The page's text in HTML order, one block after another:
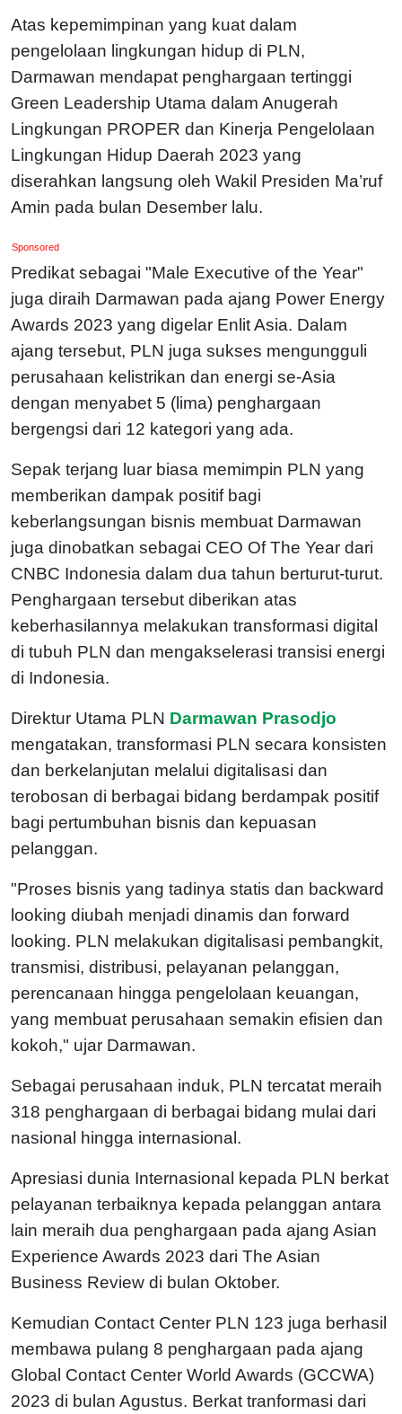
Atas kepemimpinan yang kuat dalam
pengelolaan lingkungan hidup di PLN,
Darmawan mendapat penghargaan tertinggi
Green Leadership Utama dalam Anugerah
Lingkungan PROPER dan Kinerja Pengelolaan
Lingkungan Hidup Daerah 2023 yang
diserahkan langsung oleh Wakil Presiden Ma’ruf
Amin pada bulan Desember lalu.
Sponsored
Predikat sebagai "Male Executive of the Year"
juga diraih Darmawan pada ajang Power Energy
Awards 2023 yang digelar Enlit Asia. Dalam
ajang tersebut, PLN juga sukses mengungguli
perusahaan kelistrikan dan energi se-Asia
dengan menyabet 5 (lima) penghargaan
bergengsi dari 12 kategori yang ada.
Sepak terjang luar biasa memimpin PLN yang
memberikan dampak positif bagi
keberlangsungan bisnis membuat Darmawan
juga dinobatkan sebagai CEO Of The Year dari
CNBC Indonesia dalam dua tahun berturut-turut.
Penghargaan tersebut diberikan atas
keberhasilannya melakukan transformasi digital
di tubuh PLN dan mengakselerasi transisi energi
di Indonesia.
Direktur Utama PLN Darmawan Prasodjo
mengatakan, transformasi PLN secara konsisten
dan berkelanjutan melalui digitalisasi dan
terobosan di berbagai bidang berdampak positif
bagi pertumbuhan bisnis dan kepuasan
pelanggan.
"Proses bisnis yang tadinya statis dan backward
looking diubah menjadi dinamis dan forward
looking. PLN melakukan digitalisasi pembangkit,
transmisi, distribusi, pelayanan pelanggan,
perencanaan hingga pengelolaan keuangan,
yang membuat perusahaan semakin efisien dan
kokoh," ujar Darmawan.
Sebagai perusahaan induk, PLN tercatat meraih
318 penghargaan di berbagai bidang mulai dari
nasional hingga internasional.
Apresiasi dunia Internasional kepada PLN berkat
pelayanan terbaiknya kepada pelanggan antara
lain meraih dua penghargaan pada ajang Asian
Experience Awards 2023 dari The Asian
Business Review di bulan Oktober.
Kemudian Contact Center PLN 123 juga berhasil
membawa pulang 8 penghargaan pada ajang
Global Contact Center World Awards (GCCWA)
2023 di bulan Agustus. Berkat tranformasi dari